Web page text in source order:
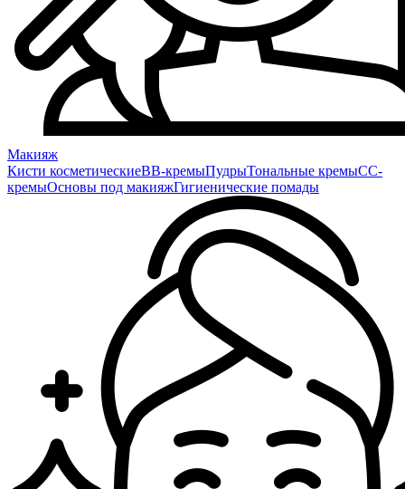
Макияж
Кисти косметическиеBB-кремыПудрыТональные кремыCC-
кремыОсновы под макияжГигиенические помады